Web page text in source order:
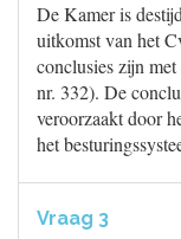
De Kamer is
uitkomst van het
conclusies zijn
nr. 332). De
veroorzaakt door
het
Vraag 3